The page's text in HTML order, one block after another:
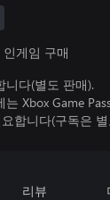
게임 구매
다(별도 판매).
Xbox Game
합니다(구독은
리뷰